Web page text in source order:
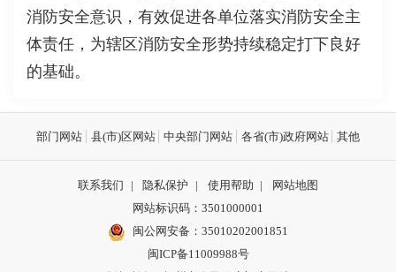
消防安全意识，有效促进各单位落实消防安全主
体责任，为辖区消防安全形势持续稳定打下良好
的基础。
部门网站 县(市)区网站 中央部门网站 各省(市)政府网站 其他
联系我们 | 隐私保护 | 使用帮助 |
网站地图
网站标识码：3501000001
闽公网安备： 35010202001851
闽ICP备11009988号